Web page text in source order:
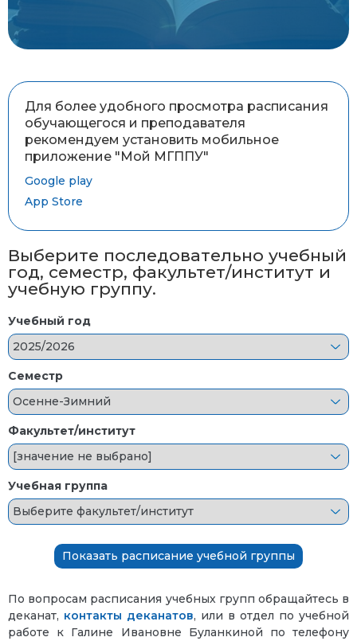
Для более удобного просмотра расписания
обучающегося и преподавателя
рекомендуем установить мобильное
приложение "Мой МГППУ"
Google play
App Store
Выберите последовательно учебный
год, семестр, факультет/институт и
учебную группу.
Учебный год
Семестр
Факультет/институт
Учебная группа
По вопросам расписания учебных групп обращайтесь в
деканат, контакты деканатов, или в отдел по учебной
работе к Галине Ивановне Буланкиной по телефону